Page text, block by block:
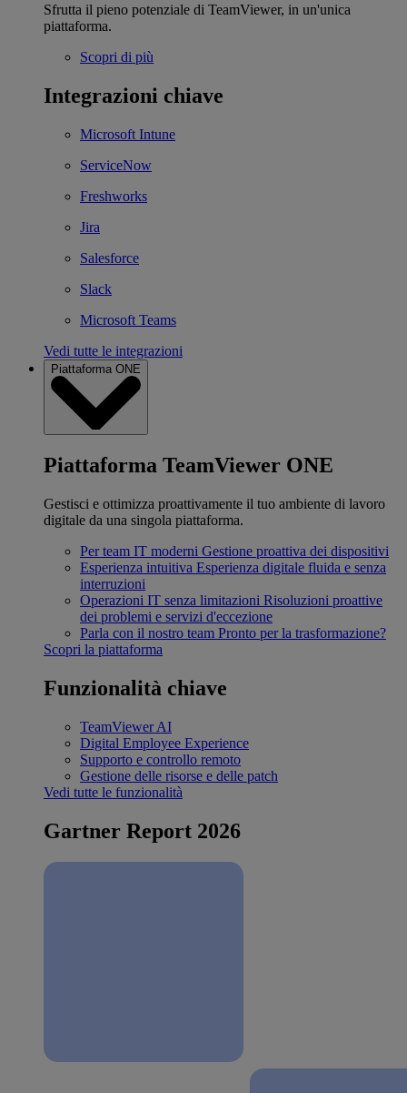
Sfrutta il pieno potenziale di TeamViewer, in un'unica
piattaforma.
Scopri di più
Integrazioni chiave
Microsoft Intune
ServiceNow
Freshworks
Jira
Salesforce
Slack
Microsoft Teams
Vedi tutte le integrazioni
Piattaforma ONE
Piattaforma TeamViewer ONE
Gestisci e ottimizza proattivamente il tuo ambiente di lavoro
digitale da una singola piattaforma.
Per team IT moderni Gestione proattiva dei dispositivi
Esperienza intuitiva Esperienza digitale fluida e senza
interruzioni
Operazioni IT senza limitazioni Risoluzioni proattive
dei problemi e servizi d'eccezione
Parla con il nostro team Pronto per la trasformazione?
Scopri la piattaforma
Funzionalità chiave
TeamViewer AI
Digital Employee Experience
Supporto e controllo remoto
Gestione delle risorse e delle patch
Vedi tutte le funzionalità
Gartner Report 2026